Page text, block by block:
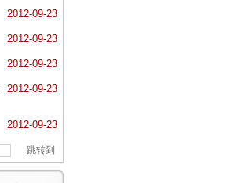
2012-09-23
2012-09-23
2012-09-23
2012-09-23
2012-09-23
跳转到